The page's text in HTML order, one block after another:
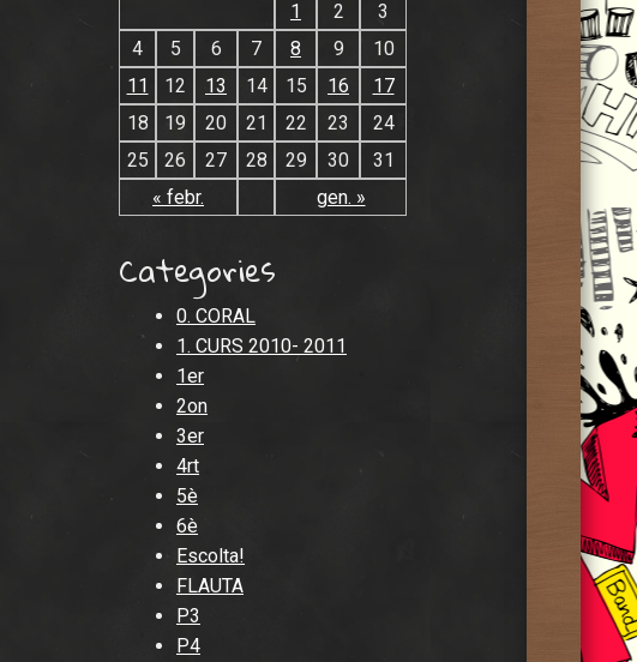
« febr. gen. »
1 2
3
4
5 6 7 8 9
10
11
12 13 14 15 16
17
18
19 20 21 22 23
24
25
26 27 28 29 30 31
Categories
0. CORAL
1. CURS 2010- 2011
1er
2on
3er
4rt
5è
6è
Escolta!
FLAUTA
P3
P4